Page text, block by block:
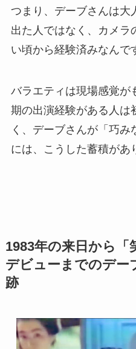
つまり、デーブさんは大
出た人ではなく、カメラ
い頃から経験済みなんで
バラエティは現場感覚が
期の出演経験がある人は
く、デーブさんが「巧
には、こうした蓄積があ
1983年の来日から「
デビューまでのデー
跡